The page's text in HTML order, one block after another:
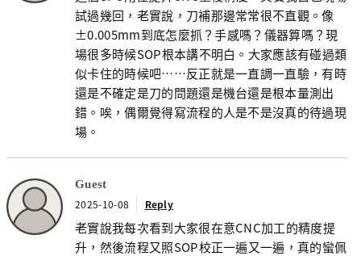
試過幾回，老實說，刀補那邊常常很不直觀。像
±0.005mm到底怎麼抓？手感嗎？儀器算嗎？現
場很多時候SOP根本講不明白。大家應該有碰過類
似卡住的時候吧……反正就是一直調一直驗，有時
還是不確定是刀的問題還是機台還是根本量測出
錯。唉，偶爾覺得寫流程的人是不是沒真的待過現
場。
Guest
2025-10-08 Reply
老實說我每次看到大家很在意CNC加工的精度提
升，然後流程又照SOP校正一遍又一遍，真的蠻佩